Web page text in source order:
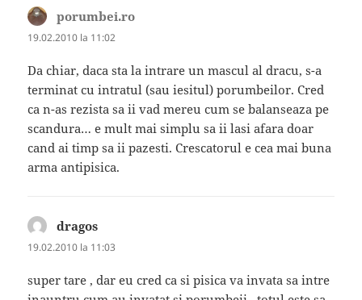
porumbei.ro
19.02.2010 la 11:02
Da chiar, daca sta la intrare un mascul al dracu, s-a
terminat cu intratul (sau iesitul) porumbeilor. Cred
ca n-as rezista sa ii vad mereu cum se balanseaza pe
scandura… e mult mai simplu sa ii lasi afara doar
cand ai timp sa ii pazesti. Crescatorul e cea mai buna
arma antipisica.
dragos
19.02.2010 la 11:03
super tare , dar eu cred ca si pisica va invata sa intre